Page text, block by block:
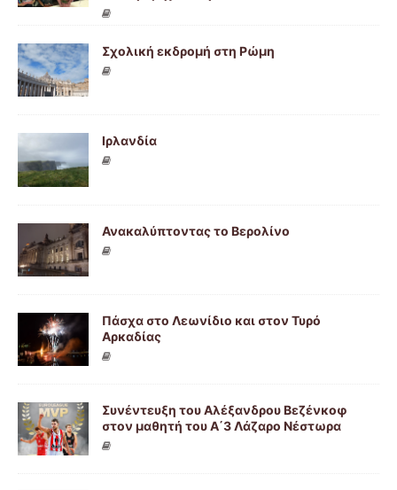
Σχολική εκδρομή στη Ρώμη
Ιρλανδία
Ανακαλύπτοντας το Βερολίνο
Πάσχα στο Λεωνίδιο και στον Τυρό
Αρκαδίας
Συνέντευξη του Αλέξανδρου Βεζένκοφ
στον μαθητή του Α΄3 Λάζαρο Νέστωρα